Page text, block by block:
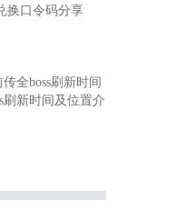
换口令码分享
全boss刷新时间
刷新时间及位置介